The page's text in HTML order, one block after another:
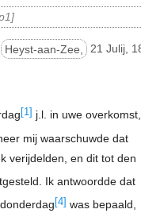
Heyst-aan-Zee, 21 Julij,
[1] j.l. in uwe overkomst,
mij waarschuwde dat
verijdelden, en dit tot den
Ik antwoordde dat
[4] was bepaald,